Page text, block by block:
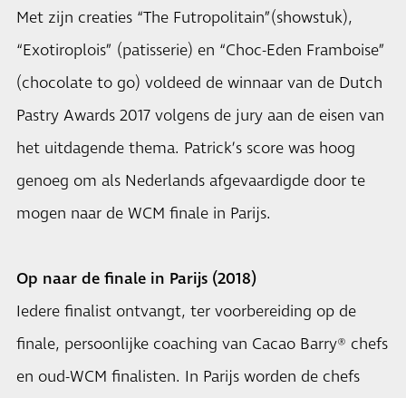
Met zijn creaties “The Futropolitain”(showstuk),
“Exotiroplois” (patisserie) en “Choc-Eden Framboise”
(chocolate to go) voldeed de winnaar van de Dutch
Pastry Awards 2017 volgens de jury aan de eisen van
het uitdagende thema. Patrick’s score was hoog
genoeg om als Nederlands afgevaardigde door te
mogen naar de WCM finale in Parijs.
Op naar de finale in Parijs (2018)
Iedere finalist ontvangt, ter voorbereiding op de
finale, persoonlijke coaching van Cacao Barry® chefs
en oud-WCM finalisten. In Parijs worden de chefs